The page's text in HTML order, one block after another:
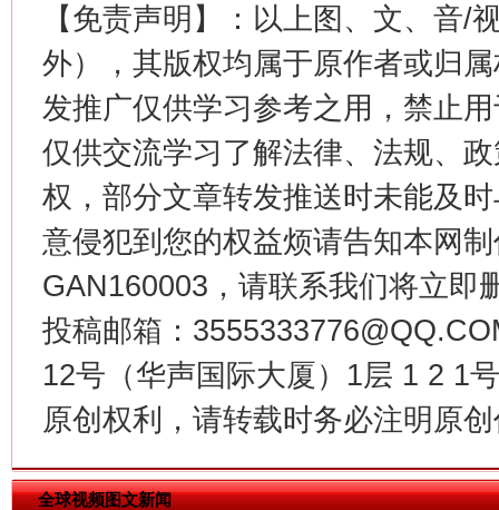
【免责声明】：以上图、文、音/
外），其版权均属于原作者或归
发推广仅供学习参考之用，禁止
仅供交流学习了解法律、法规、
权，部分文章转发推送时未能及
意侵犯到您的权益烦请告知本网
GAN160003，请联系我们将立即
投稿邮箱：
12号（华声国际大厦）1层 1 2 1
原创权利，请转载时务必注明原
全球视频图文新闻
这是一记警钟！ 谢
在谋一域中谋全局
今